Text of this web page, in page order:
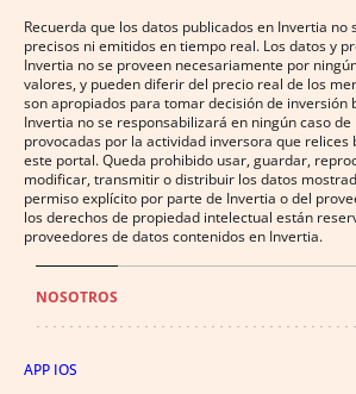
Recuerda que los datos publicados en Invertia no
precisos ni emitidos en tiempo real. Los datos y
Invertia no se proveen necesariamente por
valores, y pueden diferir del precio real de los
son apropiados para tomar decisión de inversión
Invertia no se responsabilizará en ningún caso
provocadas por la actividad inversora que relices
este portal. Queda prohibido usar, guardar,
modificar, transmitir o distribuir los datos
permiso explícito por parte de Invertia o del
los derechos de propiedad intelectual están
proveedores de datos contenidos en Invertia.
NOSOTROS
APP IOS